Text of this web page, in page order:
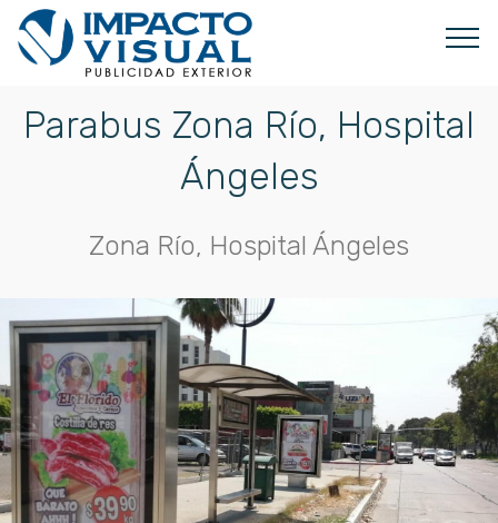
Parabus Zona Río, Hospital
Ángeles
Zona Río, Hospital Ángeles